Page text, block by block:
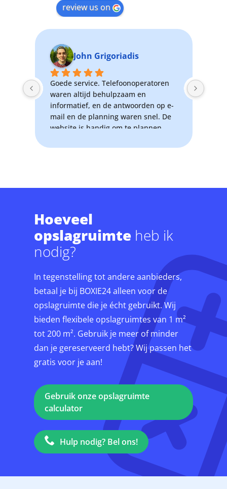
review us on
John Grigoriadis
Goede service. Telefoonoperatoren
waren altijd behulpzaam en
informatief, en de antwoorden op e-
mail en de planning waren snel. De
website is handig om te plannen
Hoeveel
opslagruimte heb ik
nodig?
In tegenstelling tot andere aanbieders,
betaal je bij BOXIE24 alleen voor de
opslagruimte die je écht gebruikt. Wij
bieden flexibele opslagruimtes van 1 m²
tot 200 m². Gebruik je meer of minder
dan je gereserveerd hebt? Wij passen het
gratis voor je aan!
Gebruik onze opslagruimte
calculator
Hulp nodig? Bel ons!